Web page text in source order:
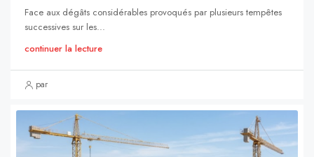
Face aux dégâts considérables provoqués par plusieurs tempêtes
successives sur les...
continuer la lecture
par